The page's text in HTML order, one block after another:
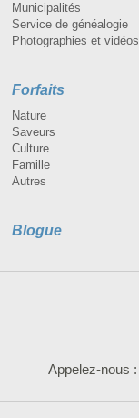
Municipalités
Service de généalogie
Photographies et vidéos
Forfaits
Nature
Saveurs
Culture
Famille
Autres
Blogue
Appelez-nous :